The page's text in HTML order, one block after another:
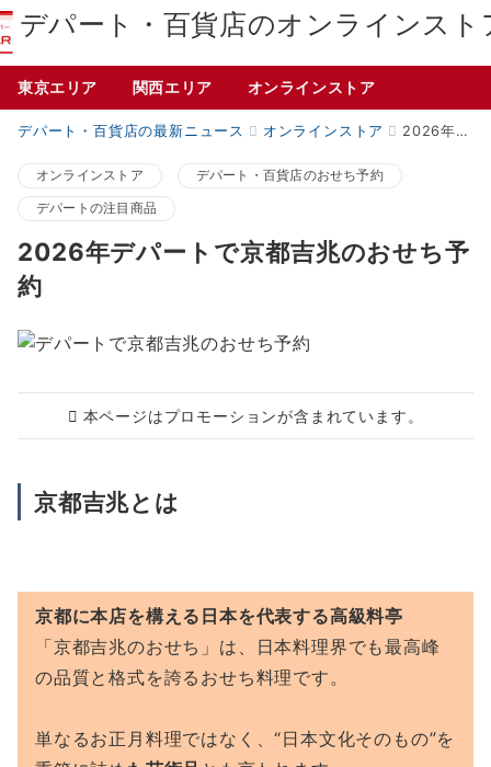
デパート・百貨店のオンラインスト
東京エリア 関西エリア オンラインストア
デパート・百貨店の最新ニュース オンラインストア 2026年デパートで京都吉兆のおせち予約
オンラインストア デパート・百貨店のおせち予約
デパートの注目商品
2026年デパートで京都吉兆のおせち予
約
本ページはプロモーションが含まれています。
京都吉兆とは
京都に本店を構える日本を代表する高級料亭
「京都吉兆のおせち」は、日本料理界でも最高峰
の品質と格式を誇るおせち料理です。
単なるお正月料理ではなく、“日本文化そのもの”を